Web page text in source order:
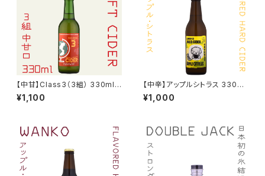
【中甘】Class3（3組） 330ml
シードル（The world）2024
¥1,100
【中辛】アップルシトラス 330ml
FLAVORED HARD CIDER
¥1,000